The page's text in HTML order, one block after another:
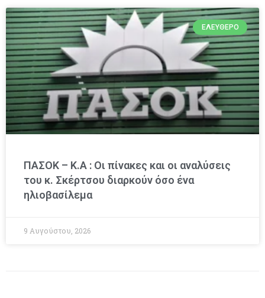
ΕΛΕΎΘΕΡΟ
ΠΑΣΟΚ – Κ.Α : Οι πίνακες και οι αναλύσεις
του κ. Σκέρτσου διαρκούν όσο ένα
ηλιοβασίλεμα
9 Αυγούστου, 2026